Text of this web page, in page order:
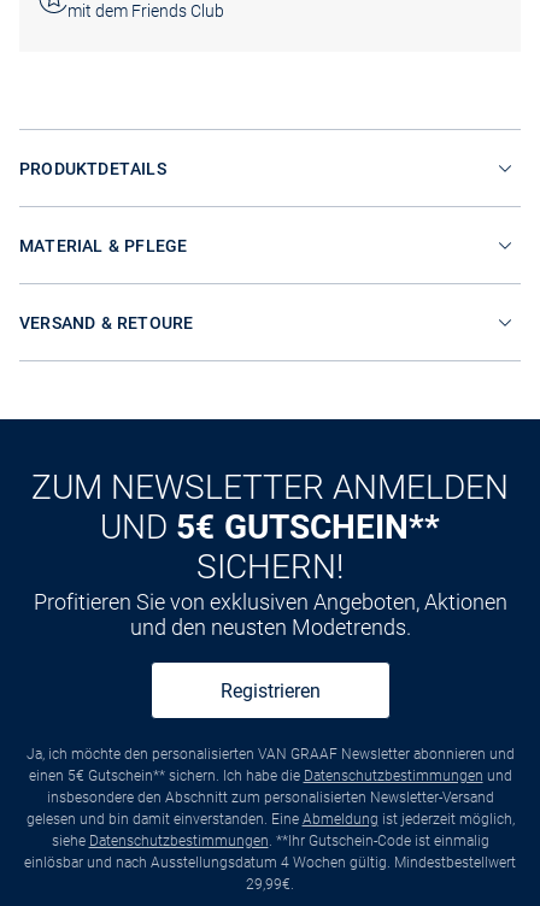
mit dem Friends Club
PRODUKTDETAILS
MATERIAL & PFLEGE
VERSAND & RETOURE
ZUM NEWSLETTER ANMELDEN
UND 5€ GUTSCHEIN**
SICHERN!
Profitieren Sie von exklusiven Angeboten, Aktionen
und den neusten Modetrends.
Registrieren
Ja, ich möchte den personalisierten VAN GRAAF Newsletter abonnieren und
einen 5€ Gutschein** sichern. Ich habe die Datenschutzbestimmungen und
insbesondere den Abschnitt zum personalisierten Newsletter-Versand
gelesen und bin damit einverstanden. Eine Abmeldung ist jederzeit möglich,
siehe Datenschutzbestimmungen. **Ihr Gutschein-Code ist einmalig
einlösbar und nach Ausstellungsdatum 4 Wochen gültig. Mindestbestellwert
29,99€.